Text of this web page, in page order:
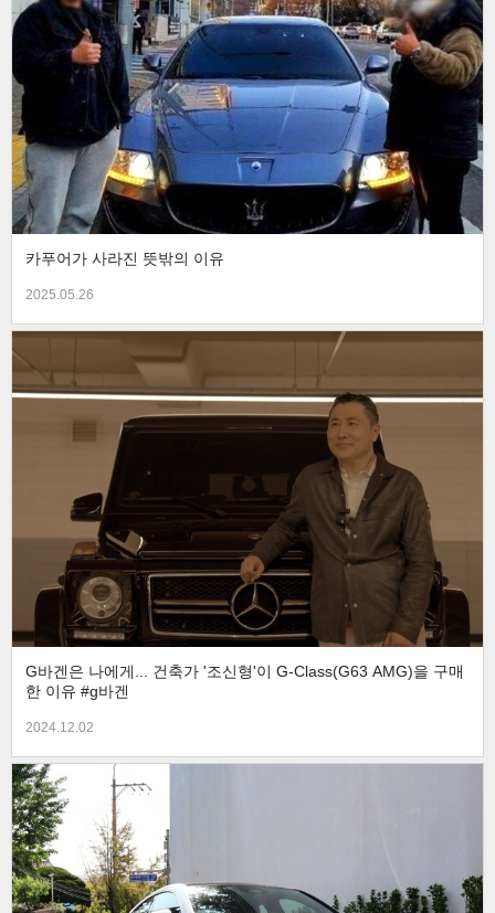
카푸어가 사라진 뜻밖의 이유
2025.05.26
G바겐은 나에게... 건축가 '조신형'이 G-Class(G63 AMG)을 구매
한 이유 #g바겐
2024.12.02